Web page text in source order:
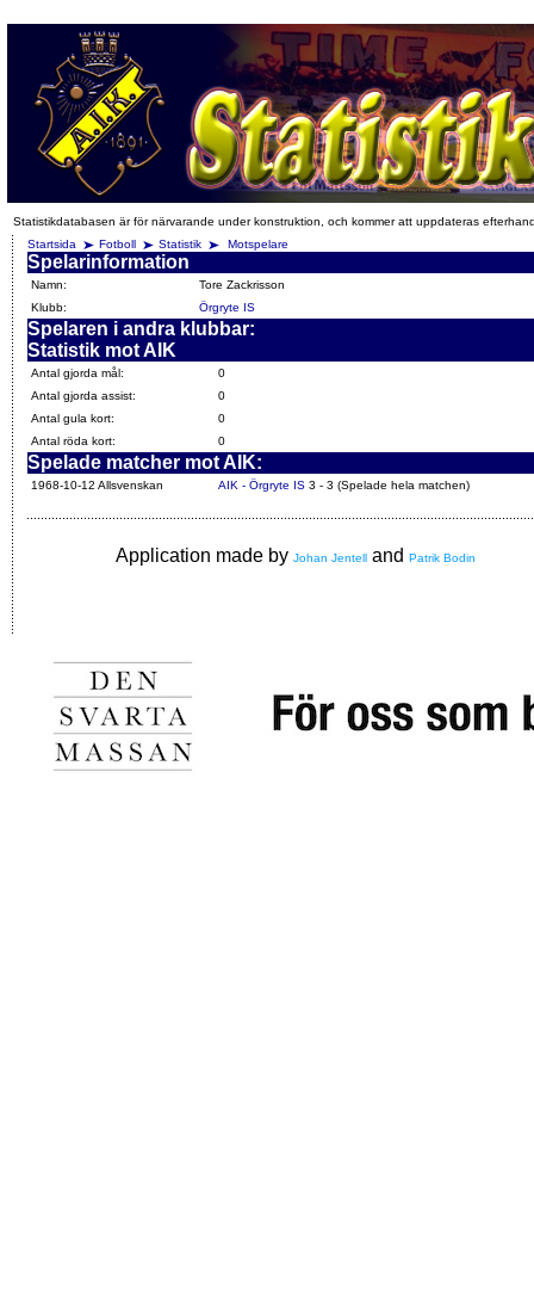
Statistikdatabasen är för närvarande under konstruktion, och kommer att uppdateras
Startsida
Fotboll Statistik Motspelare
Spelarinformation
Namn:
Tore Zackrisson
Klubb:
Örgryte IS
Spelaren i andra klubbar:
Statistik mot AIK
Antal gjorda mål:
0
Antal gjorda assist:
0
Antal gula kort:
0
Antal röda kort:
0
Spelade matcher mot AIK:
1968-10-12 Allsvenskan AIK - Örgryte IS 3 - 3 (Spelade hela matchen)
Application made by Johan Jentell and Patrik Bodin